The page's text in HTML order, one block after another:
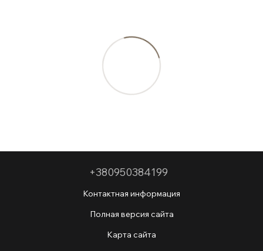
+380950384199
Контактная информация
Полная версия сайта
Карта сайта